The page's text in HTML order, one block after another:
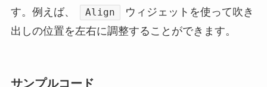
す。例えば、
Align
ウィジェットを使って吹き
出しの位置を左右に調整することができます。
サンプルコード